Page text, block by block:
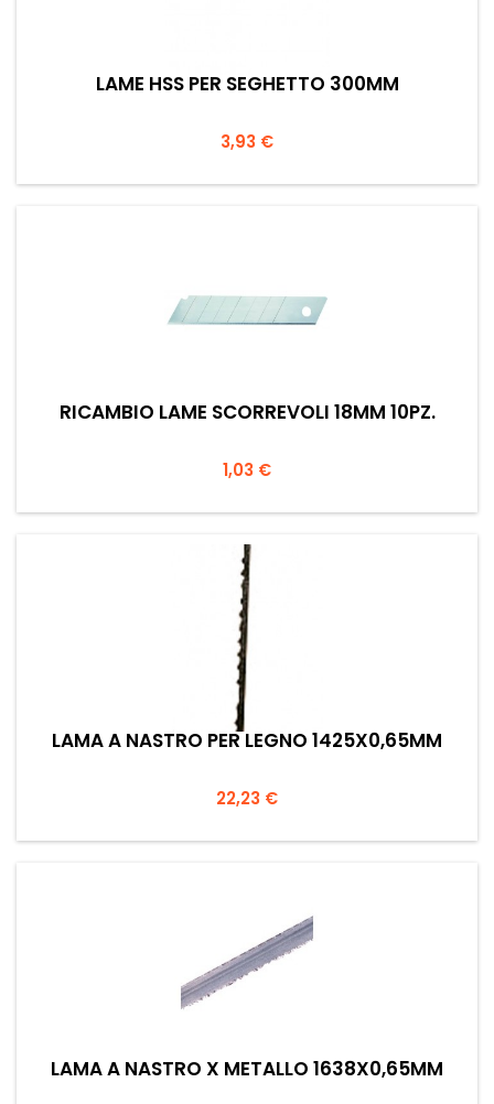
LAME HSS PER SEGHETTO 300MM
Prezzo
3,93 €
RICAMBIO LAME SCORREVOLI 18MM 10PZ.
Prezzo
1,03 €
LAMA A NASTRO PER LEGNO 1425X0,65MM
Prezzo
22,23 €
LAMA A NASTRO X METALLO 1638X0,65MM